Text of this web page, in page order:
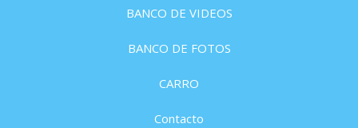
BANCO DE VIDEOS
BANCO DE FOTOS
CARRO
Contacto